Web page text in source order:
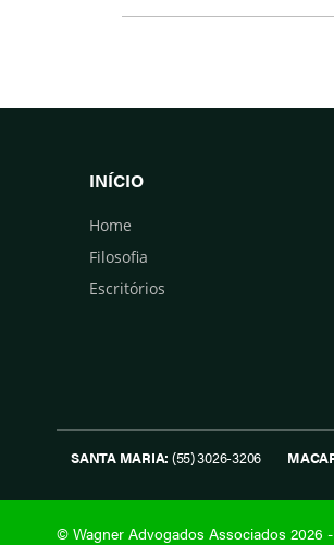
INÍCIO
Home
Filosofia
Escritórios
SANTA MARIA: (55) 3026-3206
© Wagner Advogados Associados 2026 -